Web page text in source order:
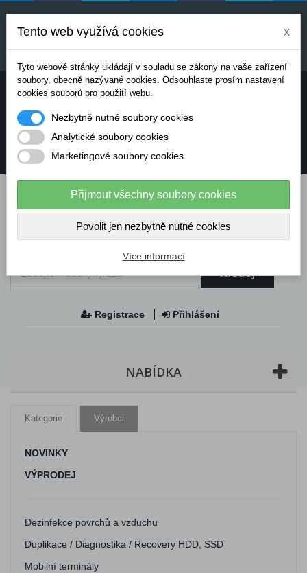
Uvedené ceny jsou orientační a mohou se měnit v
závislosti na aktuálních cenách výrobců a
dodavatelů. Pro přesnou cenovou nabídku prosím
Potřebujete poradit? Chcete objednávat telefonicky:
info@dataflex-security.com
Hledej
Registrace Přihlášení
NABÍDKA
Kategorie Výrobci
NOVINKY
VÝPRODEJ
Dezinfekce povrchů a vzduchu
Duplikace / Diagnostika / Recovery HDD, SSD
Mobilní terminály
Tento web využívá cookies x
Tyto webové stránky ukládají v souladu se zákony na vaše zařízení
soubory, obecně nazývané cookies. Odsouhlaste prosím nastavení
cookies souborů pro použití webu.
Nezbytně nutné soubory cookies
Analytické soubory cookies
Marketingové soubory cookies
Přijmout všechny soubory cookies
Povolit jen nezbytně nutné cookies
Více informací